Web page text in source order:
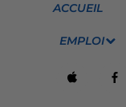
ACCUEIL
EMPLOI